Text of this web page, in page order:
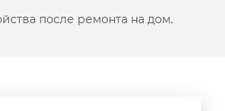
после ремонта на дом.